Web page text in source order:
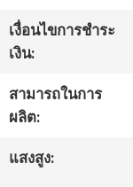
ติดต่อ
เรา
ข่าว
เงื่อนไขการชำระ
เงิน:
สามารถในการ
ผลิต:
แสงสูง: